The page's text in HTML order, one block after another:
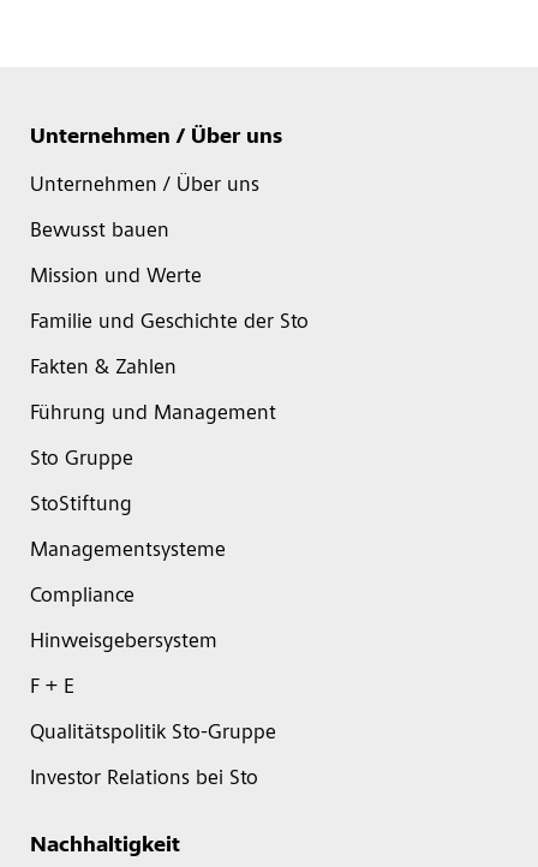
Unternehmen / Über uns
Unternehmen / Über uns
Bewusst bauen
Mission und Werte
Familie und Geschichte der Sto
Fakten & Zahlen
Führung und Management
Sto Gruppe
StoStiftung
Managementsysteme
Compliance
Hinweisgebersystem
F + E
Qualitätspolitik Sto-Gruppe
Investor Relations bei Sto
Nachhaltigkeit